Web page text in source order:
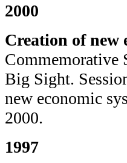
2000
Creation of new
Commemorative
Big Sight.
new economic
2000.
1997